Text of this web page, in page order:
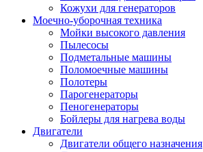
Кожухи для генераторов
Моечно-уборочная техника
Мойки высокого давления
Пылесосы
Подметальные машины
Поломоечные машины
Полотеры
Парогенераторы
Пеногенераторы
Бойлеры для нагрева воды
Двигатели
Двигатели общего назначения